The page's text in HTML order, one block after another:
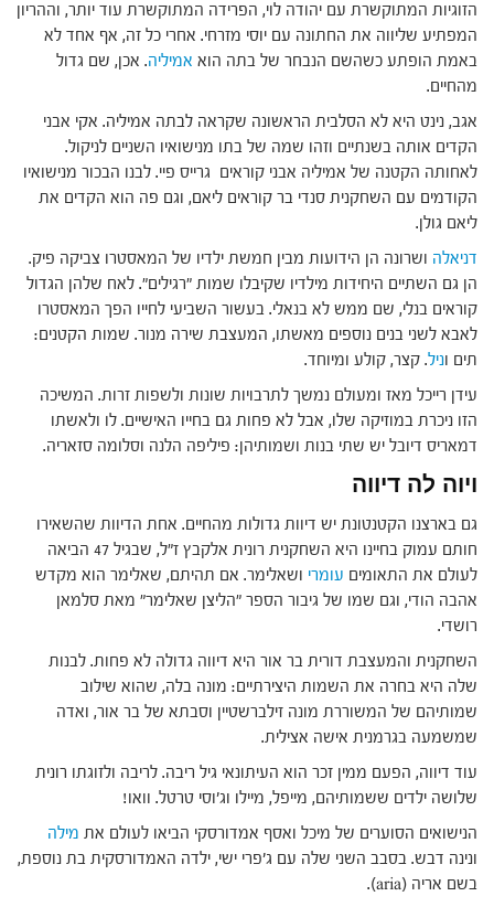
הזוגיות המתוקשרת עם יהודה לוי, הפרידה המתוקשרת עוד יותר, וההריון
המפתיע שליווה את החתונה עם יוסי מזרחי. אחרי כל זה, אף אחד לא
באמת הופתע כשהשם הנבחר של בתה הוא אמיליה. אכן, שם גדול
מהחיים.
אגב, נינט היא לא הסלבית הראשונה שקראה לבתה אמיליה. אקי אבני
הקדים אותה בשנתיים וזהו שמה של בתו מנישואיו השניים לניקול.
לאחותה הקטנה של אמיליה אבני קוראים גרייס פיי. לבנו הבכור מנישואיו
הקודמים עם השחקנית סנדי בר קוראים ליאם, וגם פה הוא הקדים את
ליאם גולן.
דניאלה ושרונה הן הידועות מבין חמשת ילדיו של המאסטרו צביקה פיק.
הן גם השתיים היחידות מילדיו שקיבלו שמות "רגילים". לאח שלהן הגדול
קוראים בנלי, שם ממש לא בנאלי. בעשור השביעי לחייו הפך המאסטרו
לאבא לשני בנים נוספים מאשתו, המעצבת שירה מנור. שמות הקטנים:
תים וניל. קצר, קולע ומיוחד.
עידן רייכל מאז ומעולם נמשך לתרבויות שונות ולשפות זרות. המשיכה
הזו ניכרת במוזיקה שלו, אבל לא פחות גם בחייו האישיים. לו ולאשתו
דמאריס דיובל יש שתי בנות ושמותיהן: פיליפה הלנה וסלומה סזאריה.
ויוה לה דיווה
גם בארצנו הקטנטונת יש דיוות גדולות מהחיים. אחת הדיוות שהשאירו
חותם עמוק בחיינו היא השחקנית רונית אלקבץ ז"ל, שבגיל 47 הביאה
לעולם את התאומים עומרי ושאלימר. אם תהיתם, שאלימר הוא מקדש
אהבה הודי, וגם שמו של גיבור הספר "הליצן שאלימר" מאת סלמאן
רושדי.
השחקנית והמעצבת דורית בר אור היא דיווה גדולה לא פחות. לבנות
שלה היא בחרה את השמות היצירתיים: מונה בלה, שהוא שילוב
שמותיהם של המשוררת מונה זילברשטיין וסבתא של בר אור, ואדה
שמשמעה בגרמנית אישה אצילית.
עוד דיווה, הפעם ממין זכר הוא העיתונאי גיל ריבה. לריבה ולזוגתו רונית
שלושה ילדים ששמותיהם, מייפל, מיילו וג'וסי טרטל. וואו!
הנישואים הסוערים של מיכל ואסף אמדורסקי הביאו לעולם את מילה
ונינה דבש. בסבב השני שלה עם ג'פרי ישי, ילדה האמדורסקית בת נוספת,
בשם אריה (aria).